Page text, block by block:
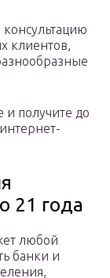
консультацию
клиентов,
и получите до
21 года
любой
банки и